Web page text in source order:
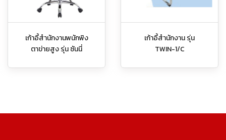
เก้าอี้สำนักงานพนักพิง
ตาข่ายสูง รุ่น ซันนี่
เก้าอี้สำนักงาน รุ่น
TWIN-1/C